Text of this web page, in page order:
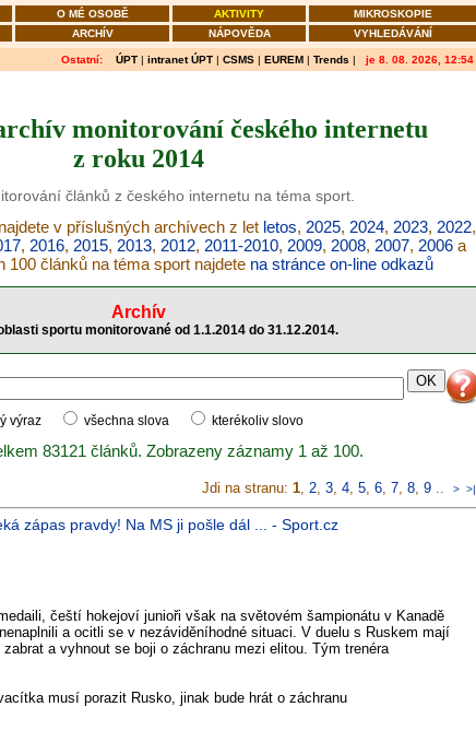
O MÉ OSOBĚ AKTIVITY
MIKROSKOPIE
ARCHÍV NÁPOVĚDA VYHLEDÁVÁNÍ
Ostatní: ÚPT | intranet ÚPT | CSMS | EUREM | Trends | je 8. 08. 2026, 12:54
monitorování českého internetu
z roku 2014
článků z českého internetu na téma sport.
v příslušných archívech z let letos, 2025, 2024, 2023, 2022,
, 2016, 2015, 2013, 2012, 2011-2010, 2009, 2008, 2007, 2006 a
100 článků na téma sport najdete na stránce on-line odkazů
Archív
sportu monitorované od 1.1.2014 do 31.12.2014.
výraz
všechna slova kterékoliv slovo
83121 článků. Zobrazeny záznamy 1 až 100.
Jdi na stranu: 1, 2, 3, 4, 5, 6, 7, 8, 9 .. > >|
zápas pravdy! Na MS ji pošle dál ... - Sport.cz
čeští hokejoví junioři však na světovém šampionátu v Kanadě
a ocitli se v nezáviděníhodné situaci. V duelu s Ruskem mají
a vyhnout se boji o záchranu mezi elitou. Tým trenéra
musí porazit Rusko, jinak bude hrát o záchranu